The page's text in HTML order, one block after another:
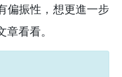
偏振性，想更進一步
看看。